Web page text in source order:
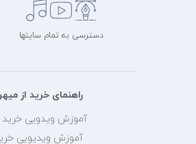
دسترسی به تمام سایتها
راهنمای خرید از
آموزش ویدویی خرید
آموزش ویدیویی